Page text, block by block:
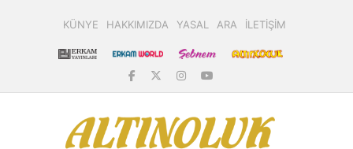
KÜNYE HAKKIMIZDA YASAL ARA İLETİŞİM